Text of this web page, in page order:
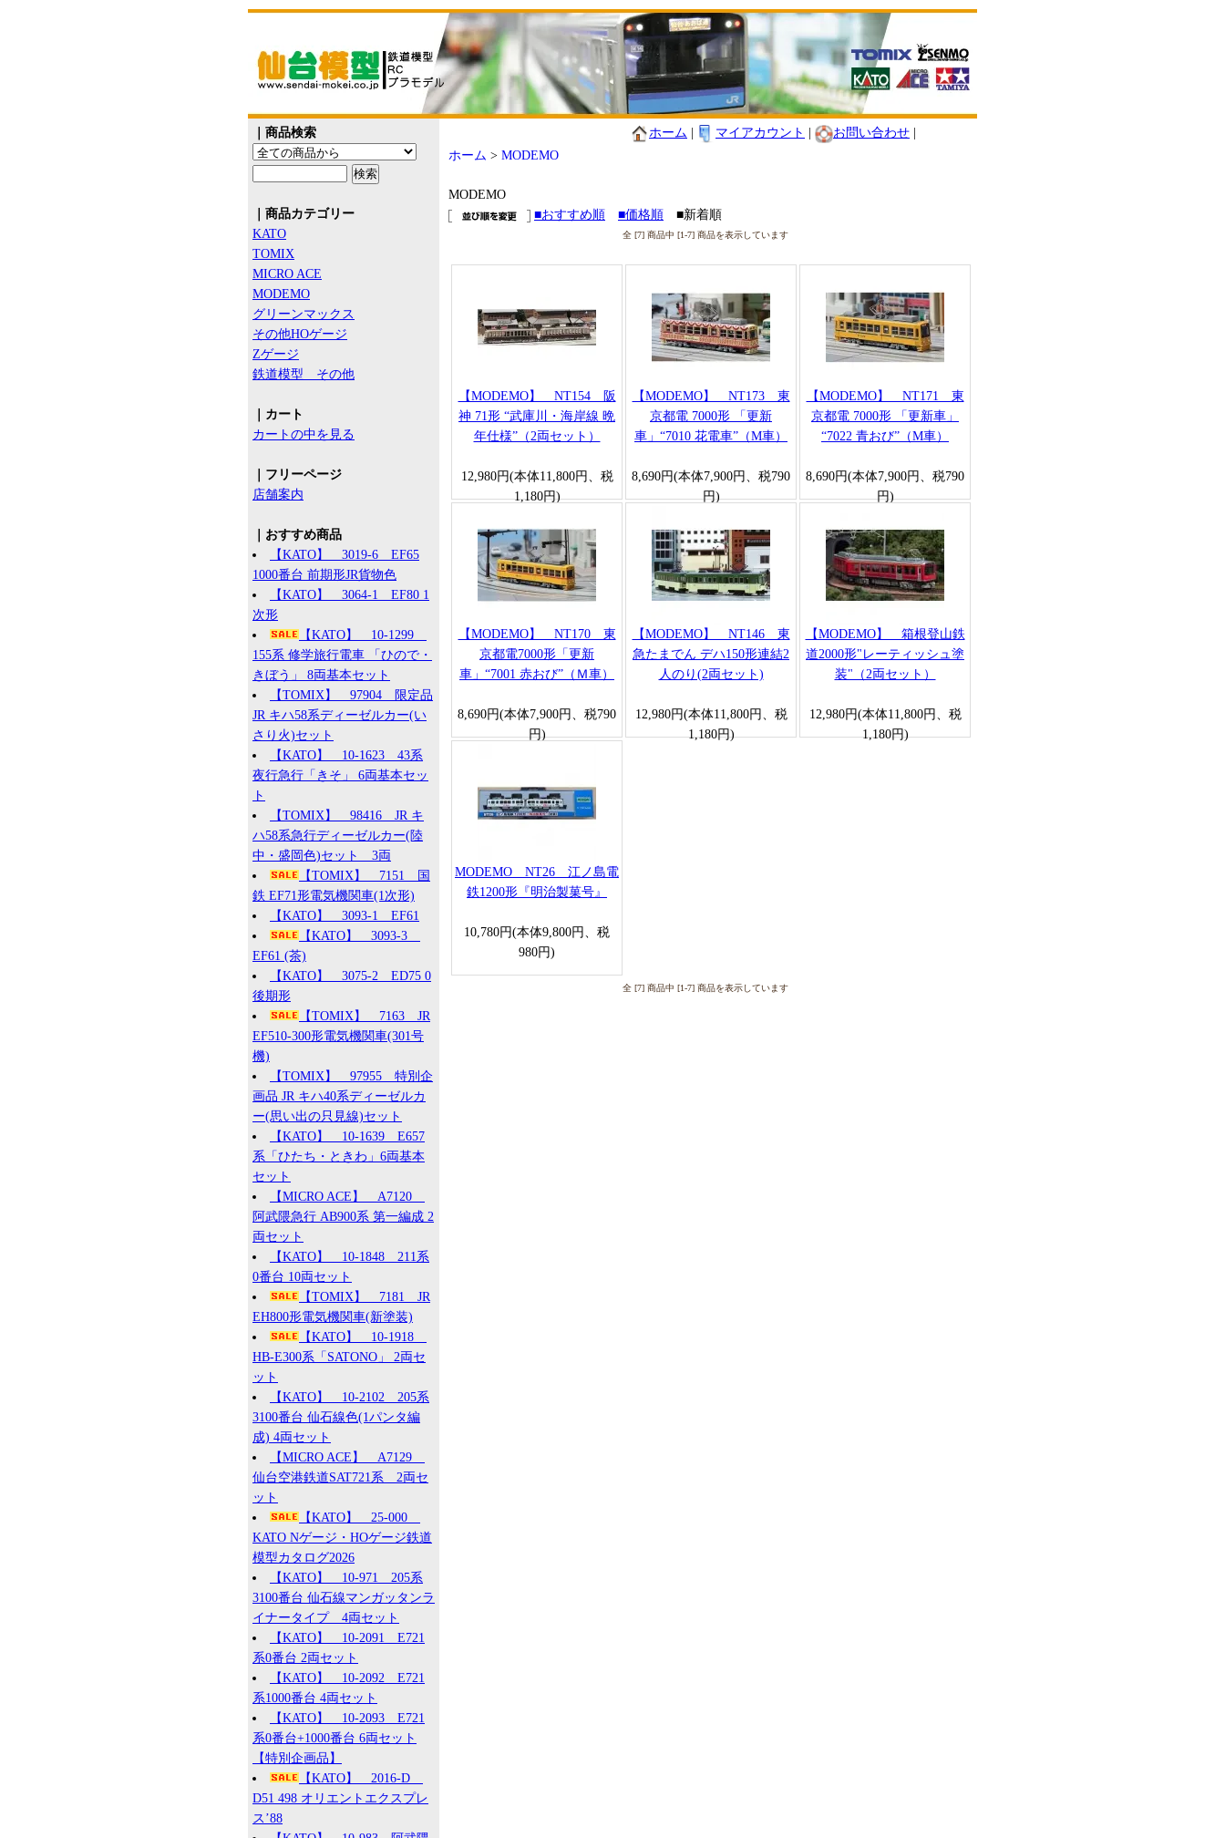
ホーム マイアカウント お問い合わせ
｜商品検索
｜商品カテゴリー
KATO
TOMIX
MICRO ACE
MODEMO
グリーンマックス
その他HOゲージ
Zゲージ
鉄道模型 その他
｜カート
カートの中を見る
｜フリーページ
店舗案内
｜おすすめ商品
【KATO】 3019-6 EF65
1000番台 前期形JR貨物色
【KATO】 3064-1 EF80 1
次形
【KATO】 10-1299
155系 修学旅行電車 「ひので・
きぼう」 8両基本セット
【TOMIX】 97904 限定品
JR キハ58系ディーゼルカー(い
さり火)セット
【KATO】 10-1623 43系
夜行急行「きそ」 6両基本セッ
ト
【TOMIX】 98416 JR キ
ハ58系急行ディーゼルカー(陸
中・盛岡色)セット 3両
【TOMIX】 7151 国
鉄 EF71形電気機関車(1次形)
【KATO】 3093-1 EF61
【KATO】 3093-3
EF61 (茶)
【KATO】 3075-2 ED75 0
後期形
【TOMIX】 7163 JR
EF510-300形電気機関車(301号
機)
【TOMIX】 97955 特別企
画品 JR キハ40系ディーゼルカ
ー(思い出の只見線)セット
【KATO】 10-1639 E657
系「ひたち・ときわ」6両基本
セット
【MICRO ACE】 A7120
阿武隈急行 AB900系 第一編成 2
両セット
【KATO】 10-1848 211系
0番台 10両セット
【TOMIX】 7181 JR
EH800形電気機関車(新塗装)
【KATO】 10-1918
HB-E300系「SATONO」 2両セ
ット
【KATO】 10-2102 205系
3100番台 仙石線色(1パンタ編
成) 4両セット
【MICRO ACE】 A7129
仙台空港鉄道SAT721系 2両セ
ット
【KATO】 25-000
KATO Nゲージ・HOゲージ鉄道
模型カタログ2026
【KATO】 10-971 205系
3100番台 仙石線マンガッタンラ
イナータイプ 4両セット
【KATO】 10-2091 E721
系0番台 2両セット
【KATO】 10-2092 E721
系1000番台 4両セット
【KATO】 10-2093 E721
系0番台+1000番台 6両セット
【特別企画品】
【KATO】 2016-D
D51 498 オリエントエクスプレ
ス’88
ホーム > MODEMO
MODEMO
■おすすめ順
■価格順 ■新着順
全 [7] 商品中 [1-7] 商品を表示しています
【MODEMO】 NT154 阪
神 71形 “武庫川・海岸線 晩
年仕様”（2両セット）
12,980円(本体11,800円、税
1,180円)
【MODEMO】 NT173 東
京都電 7000形 「更新
車」“7010 花電車”（M車）
8,690円(本体7,900円、税790
円)
【MODEMO】 NT171 東
京都電 7000形 「更新車」
“7022 青おび”（M車）
8,690円(本体7,900円、税790
円)
【MODEMO】 NT170 東
京都電7000形「更新
車」“7001 赤おび”（Ｍ車）
8,690円(本体7,900円、税790
円)
【MODEMO】 NT146 東
急たまでん デハ150形連結2
人のり(2両セット)
12,980円(本体11,800円、税
1,180円)
【MODEMO】 箱根登山鉄
道2000形"レーティッシュ塗
装"（2両セット）
12,980円(本体11,800円、税
1,180円)
MODEMO NT26 江ノ島電
鉄1200形『明治製菓号』
10,780円(本体9,800円、税
980円)
全 [7] 商品中 [1-7] 商品を表示しています